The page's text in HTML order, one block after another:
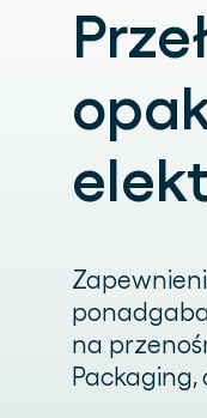
na
Packaging,